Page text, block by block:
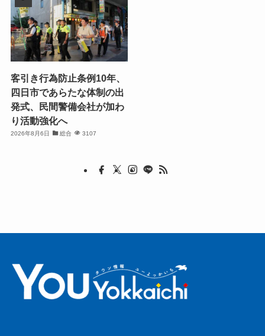
客引き行為防止条例10年、
四日市であらたな体制の出
発式、民間警備会社が加わ
り活動強化へ
2026年8月6日 総合 3107